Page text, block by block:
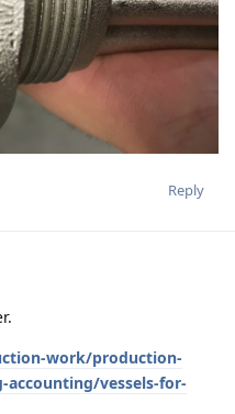
Reply
work/production-
vessels-for-